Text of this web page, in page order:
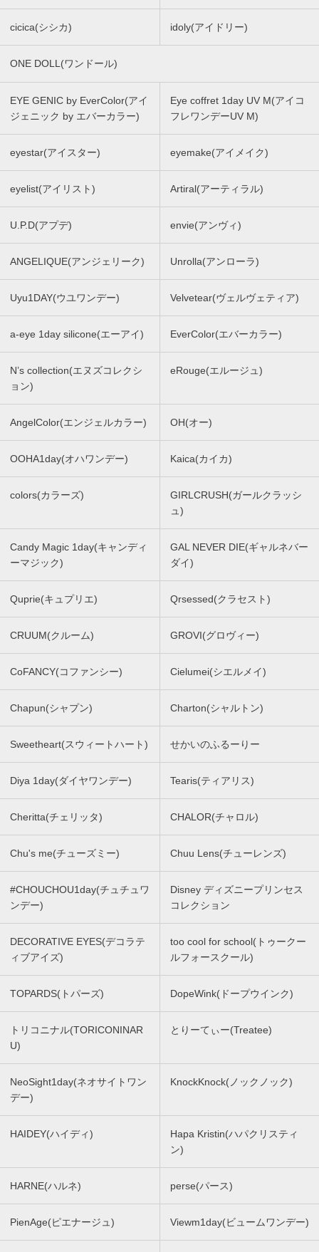
cicica(シシカ) idoly(アイドリー)
ONE DOLL(ワンドール)
EYE GENIC by EverColor(アイ
ジェニック by エバーカラー)
Eye coffret 1day UV M(アイコ
フレワンデーUV M)
eyestar(アイスター) eyemake(アイメイク)
eyelist(アイリスト) Artiral(アーティラル)
U.P.D(アプデ) envie(アンヴィ)
ANGELIQUE(アンジェリーク) Unrolla(アンローラ)
Uyu1DAY(ウユワンデー) Velvetear(ヴェルヴェティア)
a-eye 1day silicone(エーアイ) EverColor(エバーカラー)
N’s collection(エヌズコレクシ
ョン)
eRouge(エルージュ)
AngelColor(エンジェルカラー) OH(オー)
OOHA1day(オハワンデー) Kaica(カイカ)
colors(カラーズ)
GIRLCRUSH(ガールクラッシ
ュ)
Candy Magic 1day(キャンディ
ーマジック)
GAL NEVER DIE(ギャルネバー
ダイ)
Quprie(キュプリエ) Qrsessed(クラセスト)
CRUUM(クルーム) GROVI(グロヴィー)
CoFANCY(コファンシー) Cielumei(シエルメイ)
Chapun(シャプン) Charton(シャルトン)
Sweetheart(スウィートハート) せかいのふるーりー
Diya 1day(ダイヤワンデー) Tearis(ティアリス)
Cheritta(チェリッタ) CHALOR(チャロル)
Chu's me(チューズミー) Chuu Lens(チューレンズ)
#CHOUCHOU1day(チュチュワ
ンデー)
Disney ディズニープリンセス
コレクション
DECORATIVE EYES(デコラテ
ィブアイズ)
too cool for school(トゥークー
ルフォースクール)
TOPARDS(トパーズ) DopeWink(ドープウインク)
トリコニナル(TORICONINAR
U)
とりーてぃー(Treatee)
NeoSight1day(ネオサイトワン
デー)
KnockKnock(ノックノック)
HAIDEY(ハイディ)
Hapa Kristin(ハパクリスティ
ン)
HARNE(ハルネ) perse(パース)
PienAge(ピエナージュ) Viewm1day(ビュームワンデー)